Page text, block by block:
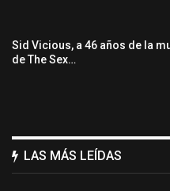
Sid Vicious, a 46 años de la
de The Sex…
LAS MÁS LEÍDAS